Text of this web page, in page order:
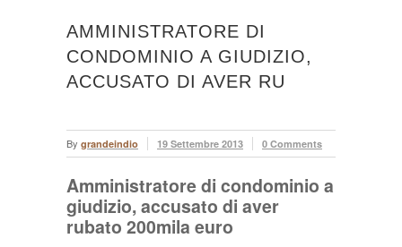
AMMINISTRATORE DI
CONDOMINIO A GIUDIZIO,
ACCUSATO DI AVER RU
By grandeindio 19 Settembre 2013 0 Comments
Amministratore di condominio a
giudizio, accusato di aver
rubato 200mila euro